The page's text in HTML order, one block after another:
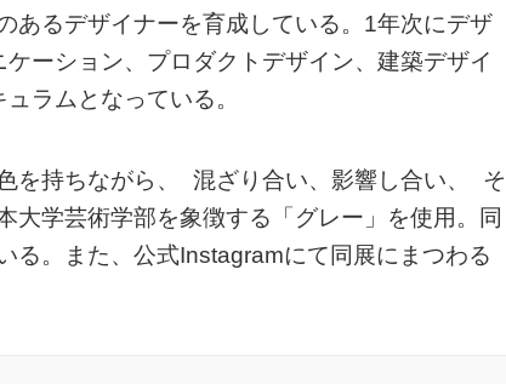
あるデザイナーを育成している。1年次にデザ
ーション、プロダクトデザイン、建築デザイ
ラムとなっている。
を持ちながら、 混ざり合い、影響し合い、 そ
大学芸術学部を象徴する「グレー」を使用。同
る。また、公式Instagramにて同展にまつわる